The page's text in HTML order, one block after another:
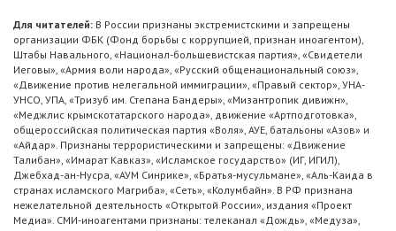
Для читателей: В России признаны экстремистскими и запрещены
организации ФБК (Фонд борьбы с коррупцией, признан иноагентом),
Штабы Навального, «Национал-большевистская партия», «Свидетели
Иеговы», «Армия воли народа», «Русский общенациональный союз»,
«Движение против нелегальной иммиграции», «Правый сектор», УНА-
УНСО, УПА, «Тризуб им. Степана Бандеры», «Мизантропик дивижн»,
«Меджлис крымскотатарского народа», движение «Артподготовка»,
общероссийская политическая партия «Воля», АУЕ, батальоны «Азов» и
«Айдар». Признаны террористическими и запрещены: «Движение
Талибан», «Имарат Кавказ», «Исламское государство» (ИГ, ИГИЛ),
Джебхад-ан-Нусра, «АУМ Синрике», «Братья-мусульмане», «Аль-Каида в
странах исламского Магриба», «Сеть», «Колумбайн». В РФ признана
нежелательной деятельность «Открытой России», издания «Проект
Медиа». СМИ-иноагентами признаны: телеканал «Дождь», «Медуза»,